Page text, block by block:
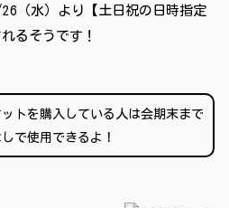
（水）より【土日祝の日時指定
るそうです！
トを購入している人は会期末まで
で使用できるよ！